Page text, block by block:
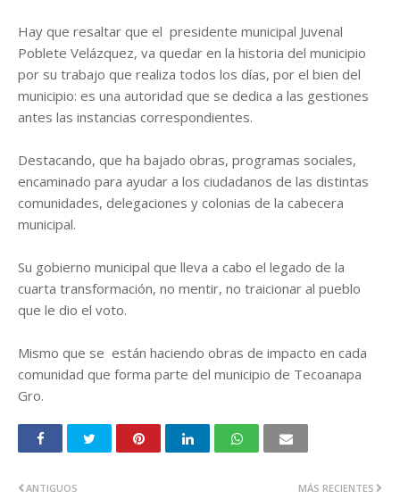
Hay que resaltar que el presidente municipal Juvenal
Poblete Velázquez, va quedar en la historia del municipio
por su trabajo que realiza todos los días, por el bien del
municipio: es una autoridad que se dedica a las gestiones
antes las instancias correspondientes.
Destacando, que ha bajado obras, programas sociales,
encaminado para ayudar a los ciudadanos de las distintas
comunidades, delegaciones y colonias de la cabecera
municipal.
Su gobierno municipal que lleva a cabo el legado de la
cuarta transformación, no mentir, no traicionar al pueblo
que le dio el voto.
Mismo que se están haciendo obras de impacto en cada
comunidad que forma parte del municipio de Tecoanapa
Gro.
MÁS RECIENTES
ANTIGUOS